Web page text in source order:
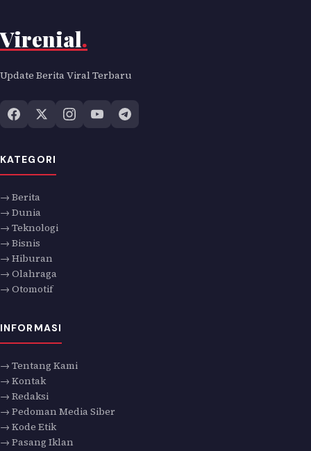
Virenial.
Update Berita Viral Terbaru
KATEGORI
→ Berita
→ Dunia
→ Teknologi
→ Bisnis
→ Hiburan
→ Olahraga
→ Otomotif
INFORMASI
→ Tentang Kami
→ Kontak
→ Redaksi
→ Pedoman Media Siber
→ Kode Etik
→ Pasang Iklan